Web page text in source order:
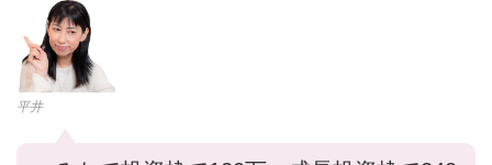
平井